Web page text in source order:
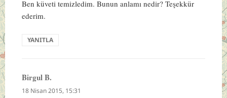
Ben küveti temizledim. Bunun anlamı nedir? Teşekkür
ederim.
YANITLA
Birgul B.
ki:
18 Nisan 2015, 15:31